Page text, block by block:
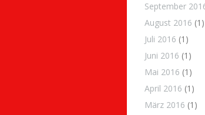
September
August 2016 (1)
Juli 2016 (1)
Juni 2016 (1)
Mai 2016 (1)
April 2016 (1)
März 2016 (1)